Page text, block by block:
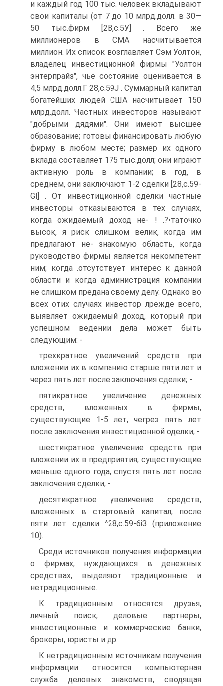
и каждый год 100 тыс. человек вкладывают
свои капиталы (от 7 до 10 млрд.долл. в 30—
50 тыс.фирм [2В,с.5У] . Всего же
миллионеров в СМА насчитывается
миллион. Их список возглавляет Сэм Уолтон,
владелец инвестиционной фирмы "Уолтон
энтерпрайз", чьё состояние оценивается в
4,5 млрд.долл.Г 28,с.59J . Суммарный капитал
богатейших людей США насчитывает 150
млрд.долл. Частных инвесторов называют
"добрыми дядями". Они имеют высшее
образование; готовы финансировать любую
фирму в любом месте; размер их одного
вклада составляет 175 тыс.долл; они играют
активную роль в компании; в год, в
среднем, они заключают 1-2 сделки [28,c.59-
Gl] . От инвестиционной сделки частные
инвесторы отказываются в тех случаях,
когда ожидаемый доход не- ! .?•таточко
высок, я риск слишком велик, когда им
предлагают не- знакомую область, когда
руководство фирмы является некомпетент
ним; когда .отсутствует интерес к данной
области и когда администрация компании
не слишком предана своему делу. Однако во
всех отих случаях инвестор лрежде всего,
выявляет ожидаемый доход, который при
успешном ведении дела может быть
следующим: -
трехкратное увеличений средств при
вложении их в компанию старше пяти лет и
через пять лет после заключения сделки; -
пятикратное увеличение денежных
средств, вложенных в фирмы,
существующие 1-5 лет, чегрез пять лет
после заключения инвестиционной оделки; -
шестикратное увеличение средств при
вложении их в предприятия, существующие
меньше одного года, спустя пять лет после
заключения сделки; -
десятикратное увеличение средств,
вложенных в стартовый капитал, после
пяти лет сделки ^28,с.59-6іЗ (приложение
10).
Среди источников получения информации
о фирмах, нуждающихся в денежных
средствах, выделяют традиционные и
нетрадиционные.
К традиционным относятся друзья,
личный поиск, деловые партнеры,
инвестиционные и коммерческие банки,
брокеры, юристы и др.
К нетрадиционным источникам получения
информации относится компьютерная
служба деловых знакомств, сводящая